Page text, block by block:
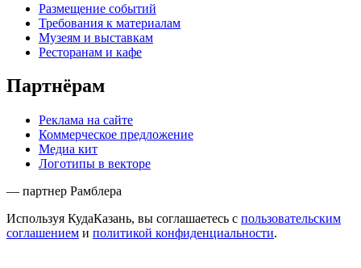
Размещение событий
Требования к материалам
Музеям и выставкам
Ресторанам и кафе
Партнёрам
Реклама на сайте
Коммерческое предложение
Медиа кит
Логотипы в векторе
— партнер Рамблера
Используя КудаКазань, вы соглашаетесь с пользовательским
соглашением и политикой конфиденциальности.